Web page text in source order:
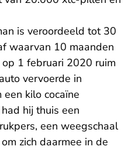
is veroordeeld tot 30
waarvan 10 maanden
1 februari 2020 ruim
vervoerde in
kilo cocaïne
hij thuis een
een weegschaal
zich daarmee in de